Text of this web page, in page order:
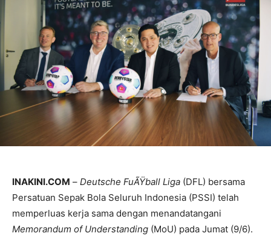
INAKINI.COM – Deutsche FuÃŸball Liga (DFL) bersama
Persatuan Sepak Bola Seluruh Indonesia (PSSI) telah
memperluas kerja sama dengan menandatangani
Memorandum of Understanding (MoU) pada Jumat (9/6).